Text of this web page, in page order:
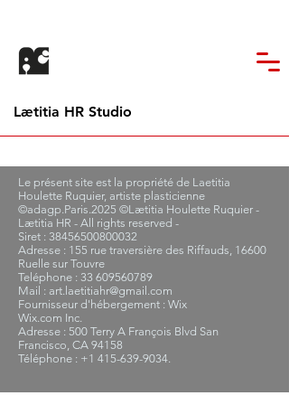
Lætitia HR Studio
Le présent site est la propriété de Laetitia
Houlette Ruquier, artiste plasticienne
©adagp.Paris.2025 ©Lætitia Houlette Ruquier -
Lætitia HR - All rights reserved -
Siret : 38456500800032
Adresse : 155 rue traversière des Riffauds, 16600
Ruelle sur Touvre
Teléphone : 33 609560789
Mail : art.laetitiahr@gmail.com
Fournisseur d'hébergement : Wix
Wix.com Inc.
Adresse : 500 Terry A François Blvd San
Francisco, CA 94158
Téléphone : +1 415-639-9034.